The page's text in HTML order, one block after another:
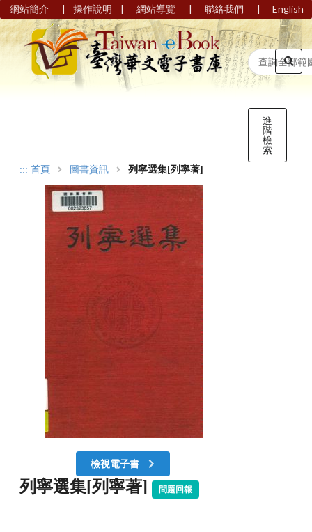
網站簡介 | 操作說明 | 網站導覽 | 聯絡我們 | English
進
階
檢
索
::: 首頁 圖書資訊 列寧選集[列寧著]
檢視電子書
列寧選集[列寧著] 問題回報